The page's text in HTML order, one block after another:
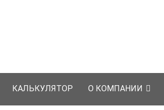
КАЛЬКУЛЯТОР О КОМПАНИИ